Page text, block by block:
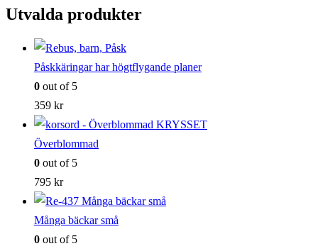
Utvalda produkter
Påskkäringar har högtflygande planer
0 out of 5
359 kr
Överblommad
0 out of 5
795 kr
Många bäckar små
0 out of 5